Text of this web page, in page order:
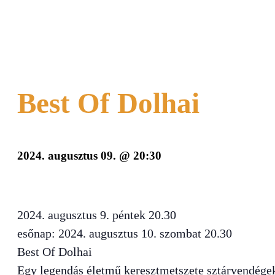
Best Of Dolhai
2024. augusztus 09. @ 20:30
2024. augusztus 9. péntek 20.30
esőnap: 2024. augusztus 10. szombat 20.30
Best Of Dolhai
Egy legendás életmű keresztmetszete